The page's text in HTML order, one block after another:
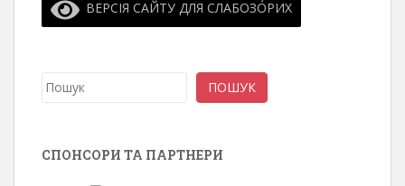
ВЕРСІЯ САЙТУ ДЛЯ СЛАБОЗО́РИХ
Пошук ПОШУК
СПОНСОРИ ТА ПАРТНЕРИ